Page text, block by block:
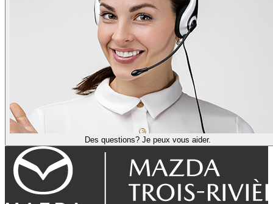
Des questions? Je peux vous aider.